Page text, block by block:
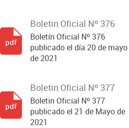
Boletin Oficial Nº 376
Boletín Oficial Nº 376
publicado el día 20 de mayo
de 2021
pdf
Boletin Oficial Nº 377
Boletin Oficial Nº 377
publicado el 21 de Mayo de
2021
pdf